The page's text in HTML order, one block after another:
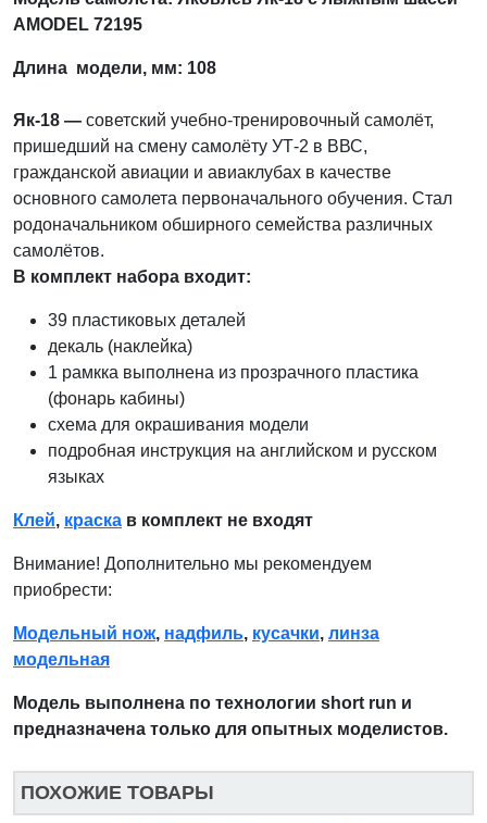
AMODEL 72195
Длина модели, мм: 108
Як-18 — советский учебно-тренировочный самолёт,
пришедший на смену самолёту УТ-2 в ВВС,
гражданской авиации и авиаклубах в качестве
основного самолета первоначального обучения. Стал
родоначальником обширного семейства различных
самолётов.
В комплект набора входит:
39 пластиковых деталей
декаль (наклейка)
1 рамкка выполнена из прозрачного пластика
(фонарь кабины)
схема для окрашивания модели
подробная инструкция на английском и русском
языках
Клей, краска в комплект не входят
Внимание! Дополнительно мы рекомендуем
приобрести:
Модельный нож, надфиль, кусачки, линза
модельная
Модель выполнена по технологии short run и
предназначена только для опытных моделистов.
ПОХОЖИЕ ТОВАРЫ